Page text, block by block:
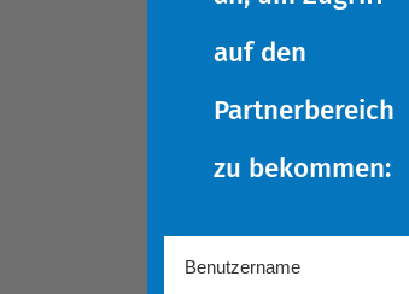
auf den
Partnerbereich
zu bekommen: